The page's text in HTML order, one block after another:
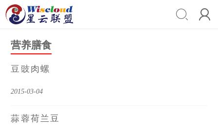
 
营养膳食
豆豉肉螺
2015-03-04
蒜蓉荷兰豆